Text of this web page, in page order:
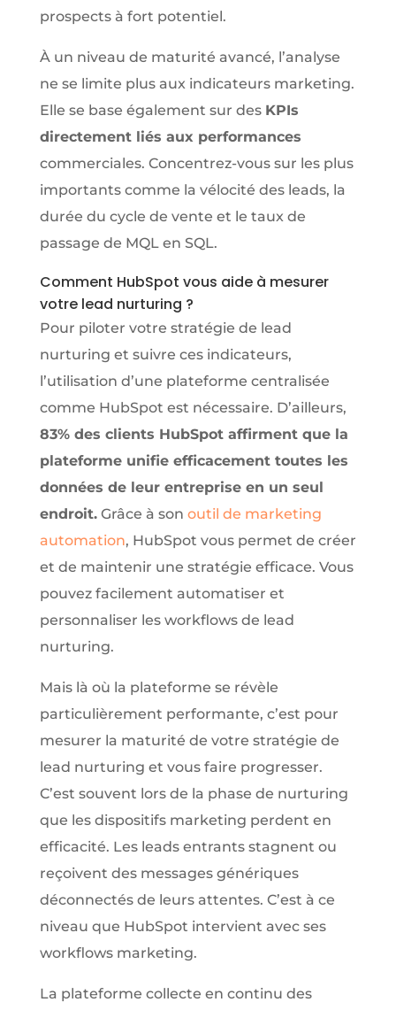
prospects à fort potentiel.
À un niveau de maturité avancé, l’analyse
ne se limite plus aux indicateurs marketing.
Elle se base également sur des KPIs
directement liés aux performances
commerciales. Concentrez-vous sur les plus
importants comme la vélocité des leads, la
durée du cycle de vente et le taux de
passage de MQL en SQL.
Comment HubSpot vous aide à mesurer
votre lead nurturing ?
Pour piloter votre stratégie de lead
nurturing et suivre ces indicateurs,
l’utilisation d’une plateforme centralisée
comme HubSpot est nécessaire. D’ailleurs,
83% des clients HubSpot affirment que la
plateforme unifie efficacement toutes les
données de leur entreprise en un seul
endroit.Grâce à son outil de marketing
automation, HubSpot vous permet de créer
et de maintenir une stratégie efficace. Vous
pouvez facilement automatiser et
personnaliser les workflows de lead
nurturing.
Mais là où la plateforme se révèle
particulièrement performante, c’est pour
mesurer la maturité de votre stratégie de
lead nurturing et vous faire progresser.
C’est souvent lors de la phase de nurturing
que les dispositifs marketing perdent en
efficacité. Les leads entrants stagnent ou
reçoivent des messages génériques
déconnectés de leurs attentes. C’est à ce
niveau que HubSpot intervient avec ses
workflows marketing.
La plateforme collecte en continu des